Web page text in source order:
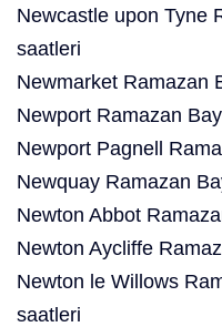
Newcastle upon Tyne
saatleri
Newmarket Ramazan
Newport Ramazan
Newport Pagnell
Newquay Ramazan
Newton Abbot
Newton Aycliffe
Newton le Willows
saatleri